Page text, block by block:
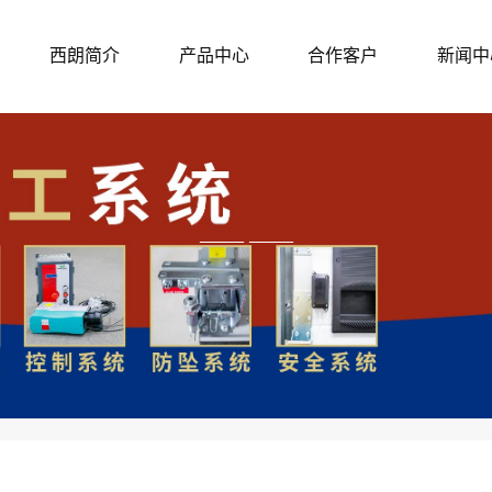
西朗简介 产品中心 合作客户 新闻
—— ——